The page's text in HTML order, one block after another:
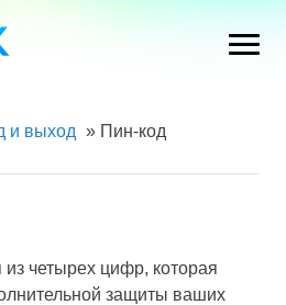
и выход » Пин-код
четырех цифр, которая
защиты ваших